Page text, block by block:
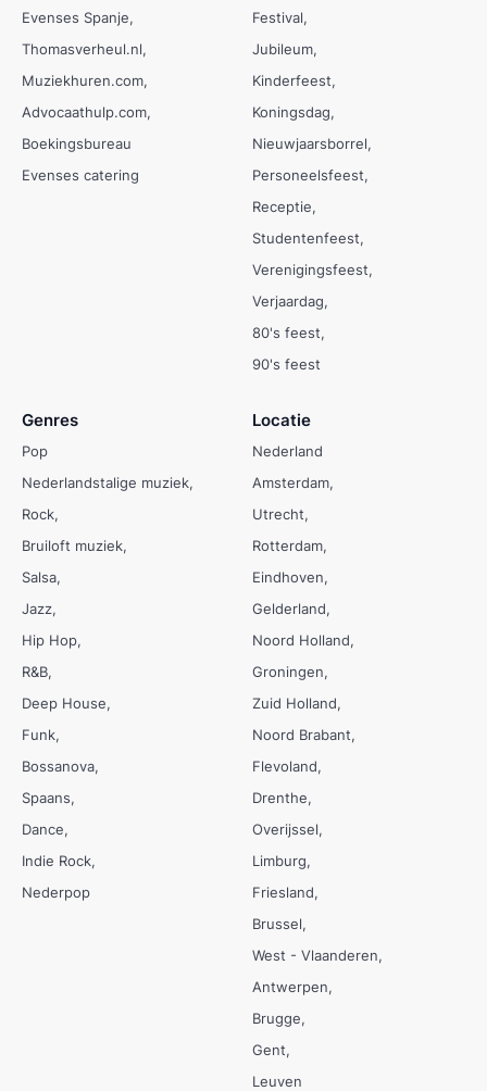
Evenses Spanje
Thomasverheul.nl
Muziekhuren.com
Advocaathulp.com
Boekingsbureau
Evenses catering
Festival
Jubileum
Kinderfeest
Koningsdag
Nieuwjaarsborrel
Personeelsfeest
Receptie
Studentenfeest
Verenigingsfeest
Verjaardag
80's feest
90's feest
Genres
Pop
Nederlandstalige muziek
Rock
Bruiloft muziek
Salsa
Jazz
Hip Hop
R&B
Deep House
Funk
Bossanova
Spaans
Dance
Indie Rock
Nederpop
Locatie
Nederland
Amsterdam
Utrecht
Rotterdam
Eindhoven
Gelderland
Noord Holland
Groningen
Zuid Holland
Noord Brabant
Flevoland
Drenthe
Overijssel
Limburg
Friesland
Brussel
West - Vlaanderen
Antwerpen
Brugge
Gent
Leuven